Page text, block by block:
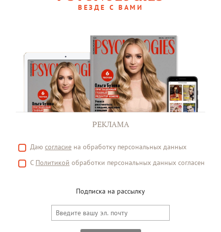
ВЕЗДЕ С ВАМИ
РЕКЛАМА
Даю согласие на обработку персональных данных
С Политикой обработки персональных данных согласен
Подписка на рассылку